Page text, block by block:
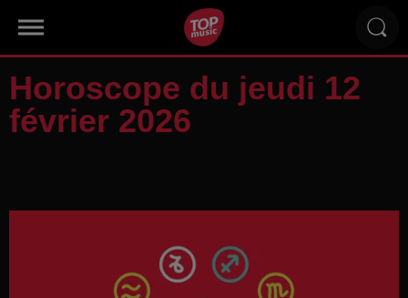
Horoscope du jeudi 12
février 2026